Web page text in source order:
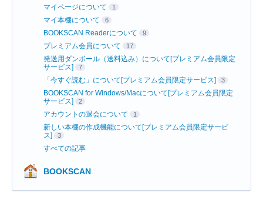
マイページについて 1
マイ本棚について 6
BOOKSCAN Readerについて 9
プレミアム会員について 17
発送用ダンボール（送料込み）について[プレミアム会員限定
サービス]
7
「今すぐ読む」について[プレミアム会員限定サービス] 3
BOOKSCAN for Windows/Macについて[プレミアム会員限定
サービス]
2
アカウントの退会について 1
新しい本棚の作成機能について[プレミアム会員限定サービ
ス]
3
すべての記事
BOOKSCAN